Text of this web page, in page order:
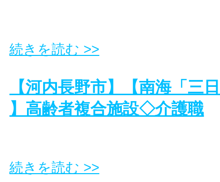
続きを読む >>
【河内長野市】【南海「
】高齢者複合施設◇介護職
続きを読む >>